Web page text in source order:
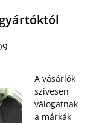
A vásárlók
szívesen
válogatnak
a márkák